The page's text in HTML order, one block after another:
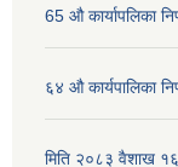
65 औ कार्यापलिका
६४ औ कार्यपालिका
मिति २०८३ वैशाख